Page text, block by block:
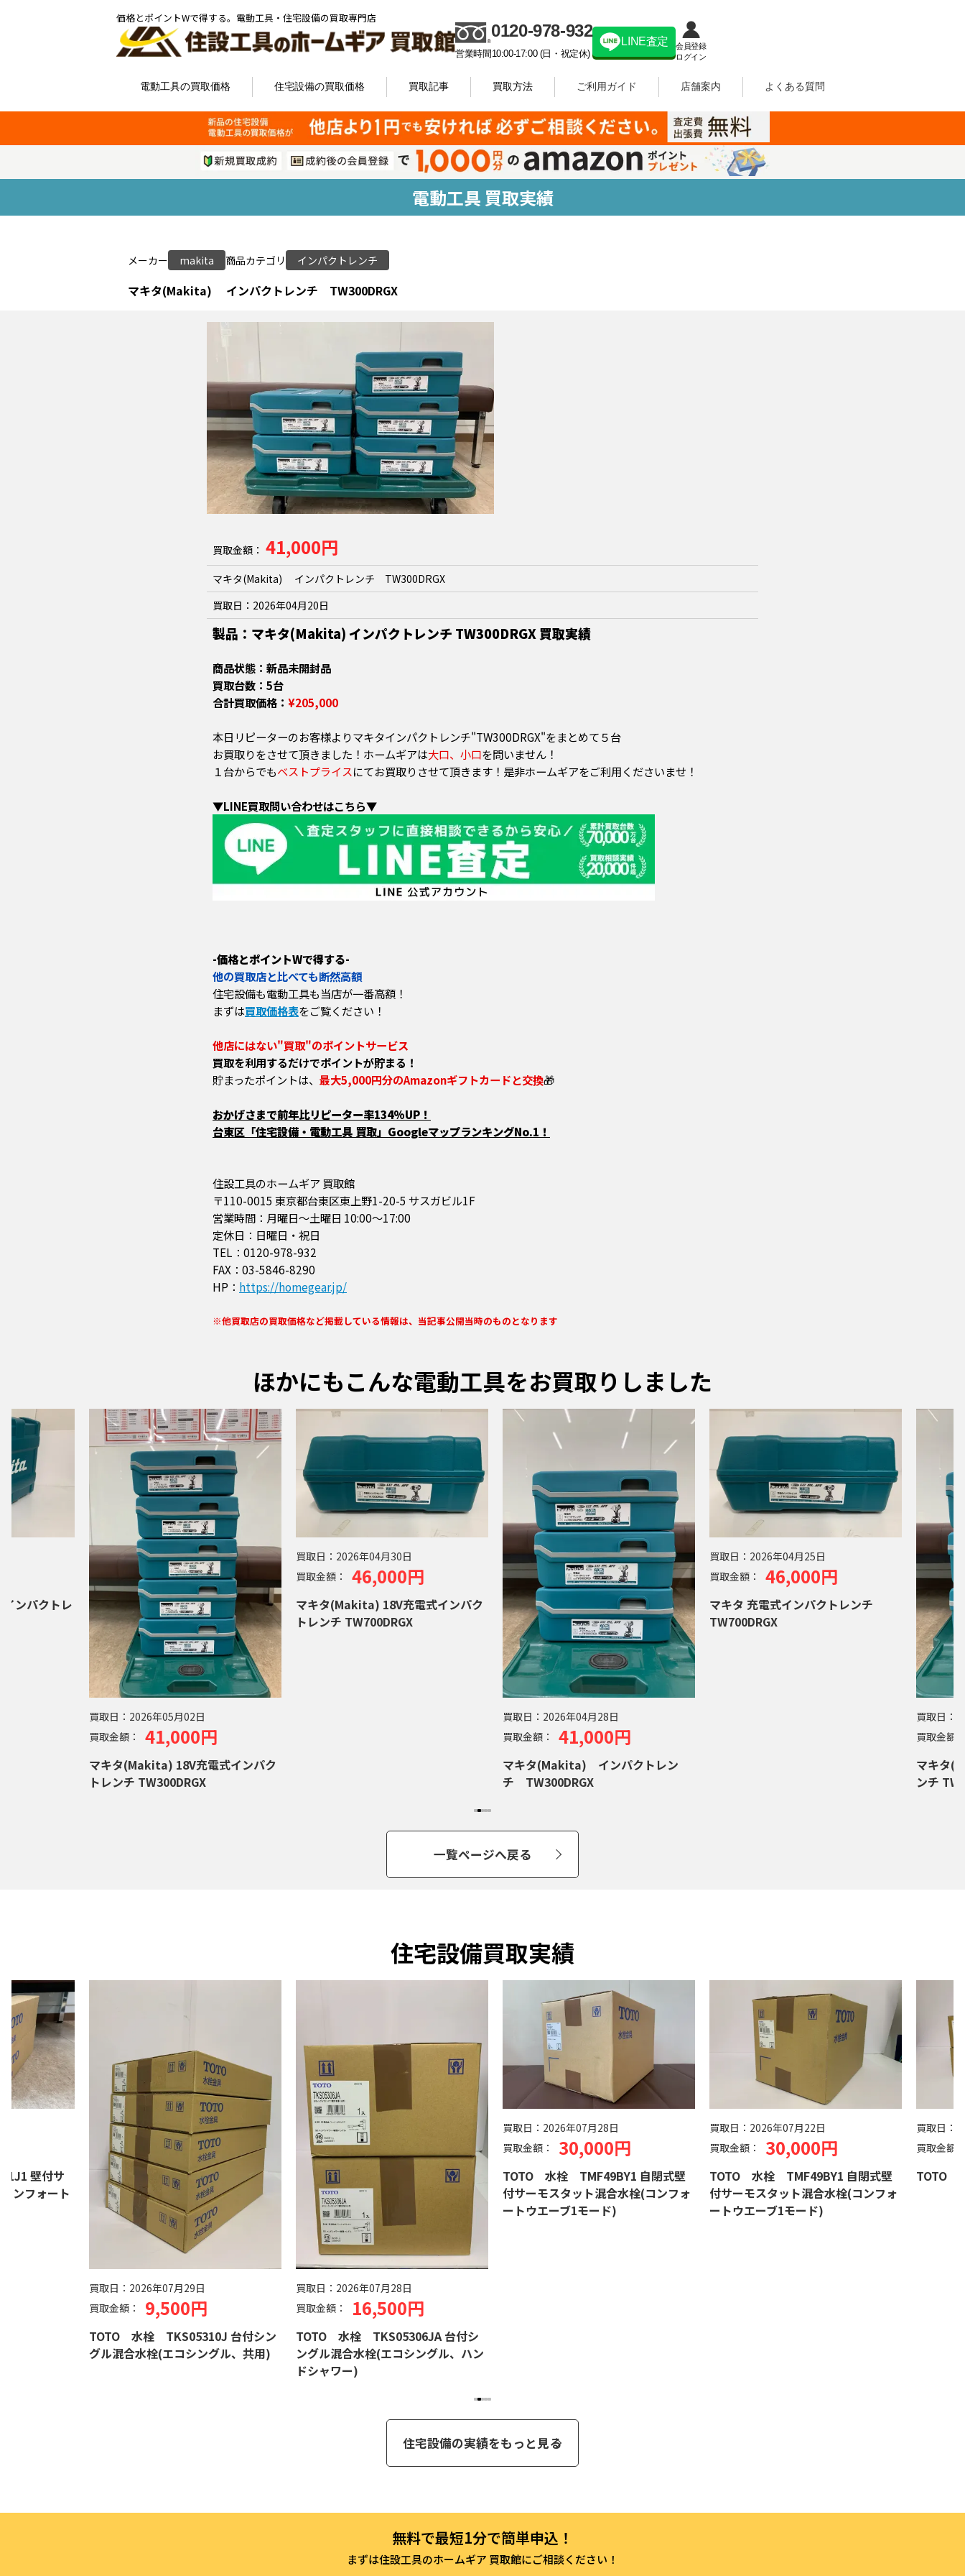
価格とポイントWで得する。電動工具・住宅設備の買取専門店
0120-978-932
営業時間10:00-17:00 (日・祝定休)
LINE査定
会員登録
ログイン
電動工具の買取価格 住宅設備の買取価格 買取記事 買取方法 ご利用ガイド 店舗案内 よくある質問
電動工具 買取実績
メーカー makita 商品カテゴリ インパクトレンチ
マキタ(Makita) インパクトレンチ TW300DRGX
買取金額： 41,000円
マキタ(Makita) インパクトレンチ TW300DRGX
買取日： 2026年04月20日
製品： マキタ(Makita) インパクトレンチ TW300DRGX 買取実績
商品状態：新品未開封品
買取台数：5台
合計買取価格： ¥205,000
本日リピーターのお客様よりマキタインパクトレンチ"TW300DRGX"をまとめて５台
お買取りをさせて頂きました！ホームギアは大口、小口を問いません！
１台からでもベストプライスにてお買取りさせて頂きます！是非ホームギアをご利用くださいませ！
▼LINE買取問い合わせはこちら▼
-価格とポイントWで得する-
他の買取店と比べても断然高額
住宅設備も電動工具も当店が一番高額！
まずは買取価格表をご覧ください！
他店にはない"買取"のポイントサービス
買取を利用するだけでポイントが貯まる！
貯まったポイントは、 最大5,000円分のAmazonギフトカードと交換🎁
おかげさまで前年比リピーター率134%UP！
台東区「住宅設備・電動工具 買取」GoogleマップランキングNo.1！
住設工具のホームギア 買取館
〒110-0015 東京都台東区東上野1-20-5 サスガビル1F
営業時間：月曜日～土曜日 10:00～17:00
定休日：日曜日・祝日
TEL：0120-978-932
FAX：03-5846-8290
HP： https://homegear.jp/
※他買取店の買取価格など掲載している情報は、当記事公開当時のものとなります
ほかにもこんな電動工具をお買取りしました
ンパクトレ
買取日： 2026年05月02日
買取金額：
41,000円
マキタ(Makita) 18V充電式インパク
トレンチ TW300DRGX
買取日： 2026年04月30日
買取金額：
46,000円
マキタ(Makita) 18V充電式インパク
トレンチ TW700DRGX
買取日： 2026年04月28日
買取金額：
41,000円
マキタ(Makita) インパクトレン
チ TW300DRGX
買取日： 2026年04月25日
買取金額：
46,000円
マキタ 充電式インパクトレンチ
TW700DRGX
買取日：
買取金額
マキタ
ンチ
一覧ページへ戻る
住宅設備買取実績
壁付サ
ンフォート
買取日： 2026年07月29日
買取金額：
9,500円
TOTO 水栓 TKS05310J 台付シン
グル混合水栓(エコシングル、共用)
買取日： 2026年07月28日
買取金額：
16,500円
TOTO 水栓 TKS05306JA 台付シ
ングル混合水栓(エコシングル、ハン
ドシャワー)
買取日： 2026年07月28日
買取金額：
30,000円
TOTO 水栓 TMF49BY1 自閉式壁
付サーモスタット混合水栓(コンフォ
ートウエーブ1モード)
買取日： 2026年07月22日
買取金額：
30,000円
TOTO 水栓 TMF49BY1 自閉式壁
付サーモスタット混合水栓(コンフォ
ートウエーブ1モード)
買取日：
買取金額
TOTO
住宅設備の実績をもっと見る
まずは住設工具のホームギア 買取館にご相談ください！